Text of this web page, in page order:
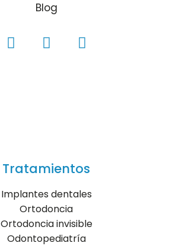
Blog
Tratamientos
Implantes dentales
Ortodoncia
Ortodoncia invisible
Odontopediatría